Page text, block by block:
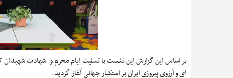
بر اساس این گزارش این نشست با تسلیت ایام محرم و شهادت شهیدان
ای و آرزوی پیروزی ایران بر استکبار جهانی آغاز گردید.